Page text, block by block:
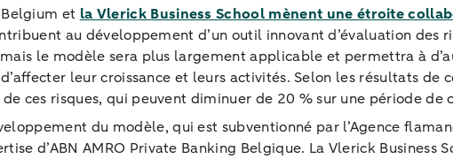
et la Vlerick Business School mènent une étroite
au développement d’un outil innovant d’évaluation des
le modèle sera plus largement applicable et permettra à
leur croissance et leurs activités. Selon les résultats de
ces risques, qui peuvent diminuer de 20 % sur une période de
du modèle, qui est subventionné par l’Agence
d’ABN AMRO Private Banking Belgique. La Vlerick Business